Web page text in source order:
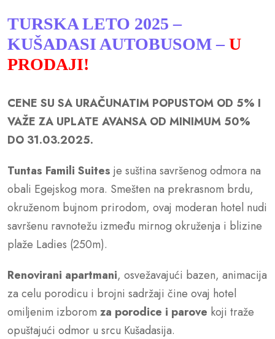
TURSKA LETO 2025 –
KUŠADASI AUTOBUSOM –U
PRODAJI!
CENE SU SA URAČUNATIM POPUSTOM OD 5% I
VAŽE ZA UPLATE AVANSA OD MINIMUM 50%
DO 31.03.2025.
Tuntas Famili Suites je suština savršenog odmora na
obali Egejskog mora. Smešten na prekrasnom brdu,
okruženom bujnom prirodom, ovaj moderan hotel nudi
savršenu ravnotežu između mirnog okruženja i blizine
plaže Ladies (250m).
Renovirani apartmani, osvežavajući bazen, animacija
za celu porodicu i brojni sadržaji čine ovaj hotel
omiljenim izborom za porodice i parove koji traže
opuštajući odmor u srcu Kušadasija.